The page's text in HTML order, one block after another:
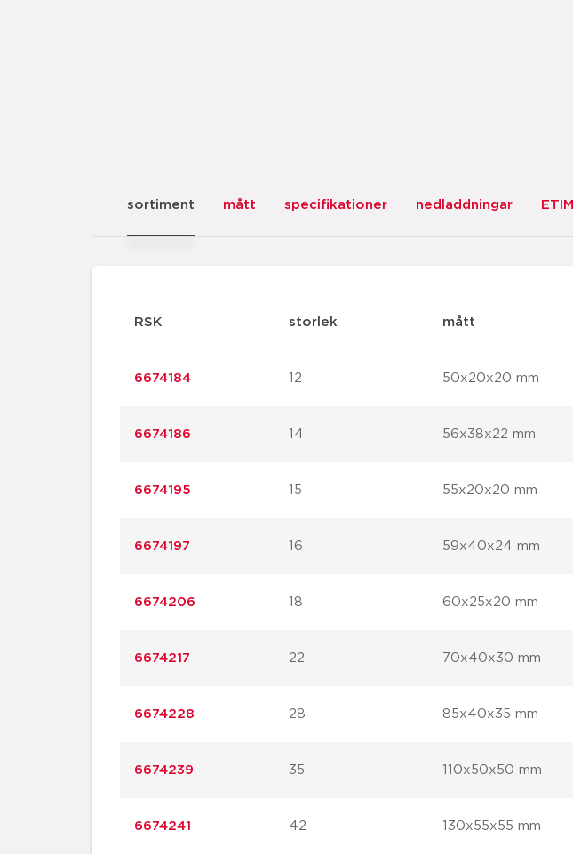
sortiment mått specifikationer nedladdningar ETIM
RSK storlek mått
6674184 12 50x20x20 mm
6674186 14 56x38x22 mm
6674195 15 55x20x20 mm
6674197 16 59x40x24 mm
6674206 18 60x25x20 mm
6674217 22 70x40x30 mm
6674228 28 85x40x35 mm
6674239 35 110x50x50 mm
6674241 42 130x55x55 mm